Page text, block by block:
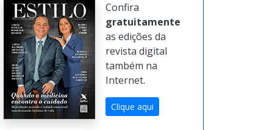
Confira
gratuitamente
as edições da
revista digital
também na
Internet.
Clique aqui